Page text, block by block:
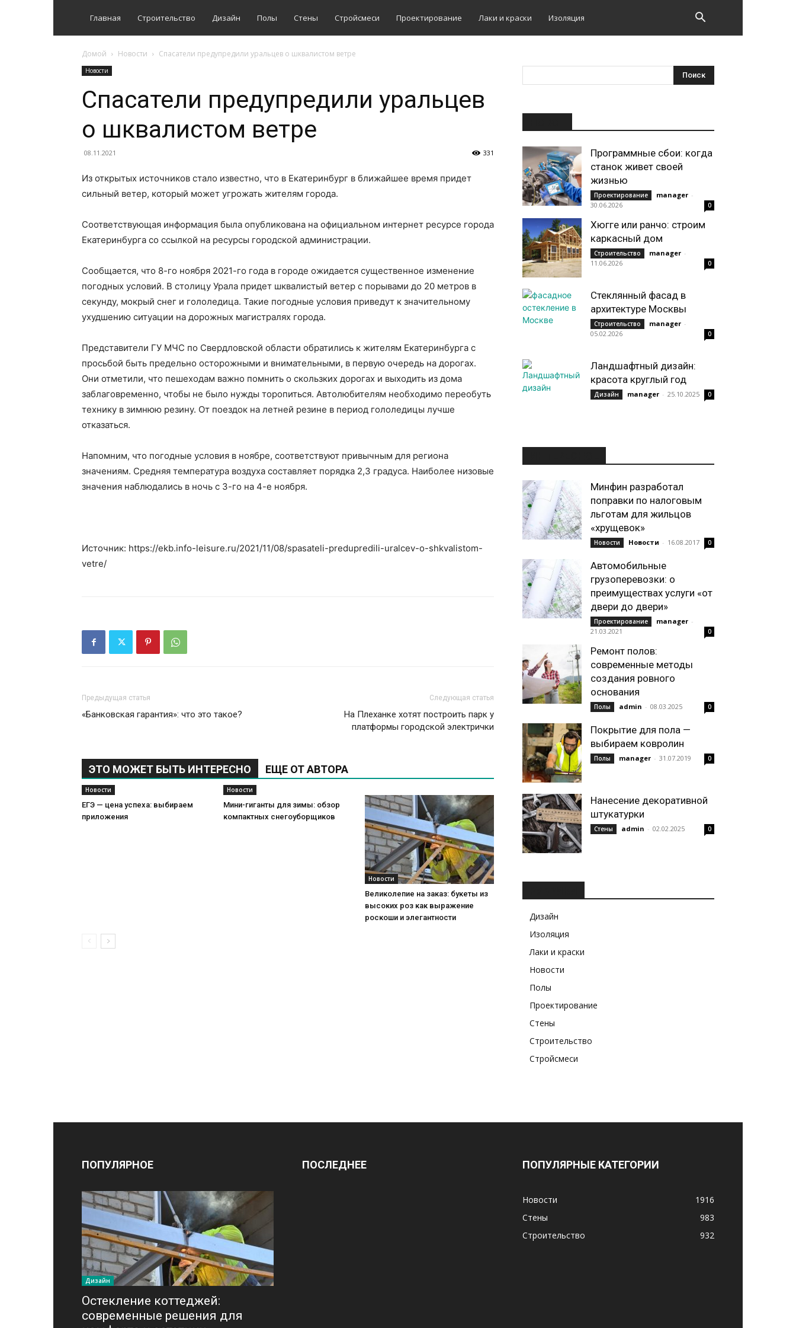
Главная Строительство Дизайн Полы Стены Стройсмеси Проектирование Лаки и краски Изоляция
Домой Новости Спасатели предупредили уральцев о шквалистом ветре
Новости
Спасатели предупредили уральцев
о шквалистом ветре
08.11.2021 331
Из открытых источников стало известно, что в Екатеринбург в ближайшее время придет
сильный ветер, который может угрожать жителям города.
Соответствующая информация была опубликована на официальном интернет ресурсе города
Екатеринбурга со ссылкой на ресурсы городской администрации.
Сообщается, что 8-го ноября 2021-го года в городе ожидается существенное изменение
погодных условий. В столицу Урала придет шквалистый ветер с порывами до 20 метров в
секунду, мокрый снег и гололедица. Такие погодные условия приведут к значительному
ухудшению ситуации на дорожных магистралях города.
Представители ГУ МЧС по Свердловской области обратились к жителям Екатеринбурга с
просьбой быть предельно осторожными и внимательными, в первую очередь на дорогах.
Они отметили, что пешеходам важно помнить о скользких дорогах и выходить из дома
заблаговременно, чтобы не было нужды торопиться. Автолюбителям необходимо переобуть
технику в зимнюю резину. От поездок на летней резине в период гололедицы лучше
отказаться.
Напомним, что погодные условия в ноябре, соответствуют привычным для региона
значениям. Средняя температура воздуха составляет порядка 2,3 градуса. Наиболее низовые
значения наблюдались в ночь с 3-го на 4-е ноября.
Источник: https://ekb.info-leisure.ru/2021/11/08/spasateli-predupredili-uralcev-o-shkvalistom-
vetre/
Предыдущая статья
«Банковская гарантия»: что это такое?
Следующая статья
На Плеханке хотят построить парк у
платформы городской электрички
ЭТО МОЖЕТ БЫТЬ ИНТЕРЕСНО ЕЩЕ ОТ АВТОРА
Новости
ЕГЭ — цена успеха: выбираем
приложения
Новости
Мини-гиганты для зимы: обзор
компактных снегоуборщиков
Новости
Великолепие на заказ: букеты из
высоких роз как выражение
роскоши и элегантности
Программные сбои: когда
станок живет своей
жизнью
Проектирование manager -
30.06.2026
0
Хюгге или ранчо: строим
каркасный дом
Строительство manager -
11.06.2026
0
Стеклянный фасад в
архитектуре Москвы
Строительство manager -
05.02.2026
0
Ландшафтный дизайн:
красота круглый год
Дизайн manager - 25.10.2025 0
Минфин разработал
поправки по налоговым
льготам для жильцов
«хрущевок»
Новости Новости - 16.08.2017 0
Автомобильные
грузоперевозки: о
преимуществах услуги «от
двери до двери»
Проектирование manager -
21.03.2021
0
Ремонт полов:
современные методы
создания ровного
основания
Полы admin - 08.03.2025 0
Покрытие для пола —
выбираем ковролин
Полы manager - 31.07.2019 0
Нанесение декоративной
штукатурки
Стены admin - 02.02.2025 0
Дизайн
Изоляция
Лаки и краски
Новости
Полы
Проектирование
Стены
Строительство
Стройсмеси
ПОПУЛЯРНОЕ
Дизайн
Остекление коттеджей:
современные решения для
ПОСЛЕДНЕЕ ПОПУЛЯРНЫЕ КАТЕГОРИИ
Новости
1916
Стены
983
Строительство
932